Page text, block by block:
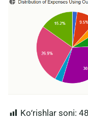
Koʻrishlar soni: